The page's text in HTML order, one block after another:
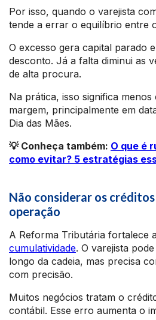
Por isso, quando o varejista
tende a errar o equilíbrio entre
O excesso gera capital parado
desconto. Já a falta diminui as
de alta procura.
Na prática, isso significa
margem, principalmente em
Dia das Mães.
💡 Conheça também: O que é
como evitar? 5 estratégias
Não considerar os
operação
A Reforma Tributária fortalece
cumulatividade. O varejista
longo da cadeia, mas precisa
com precisão.
Muitos negócios tratam o
contábil. Esse erro aumenta o